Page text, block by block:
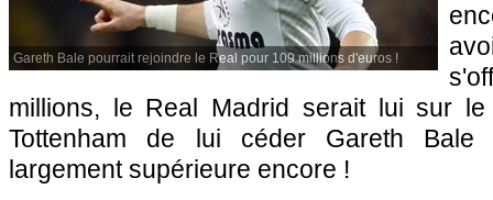
Gareth Bale pourrait rejoindre le Real pour 109 millions d'euros !
millions, le Real Madrid serait lui sur
Tottenham de lui céder Gareth Bale
largement supérieure encore !